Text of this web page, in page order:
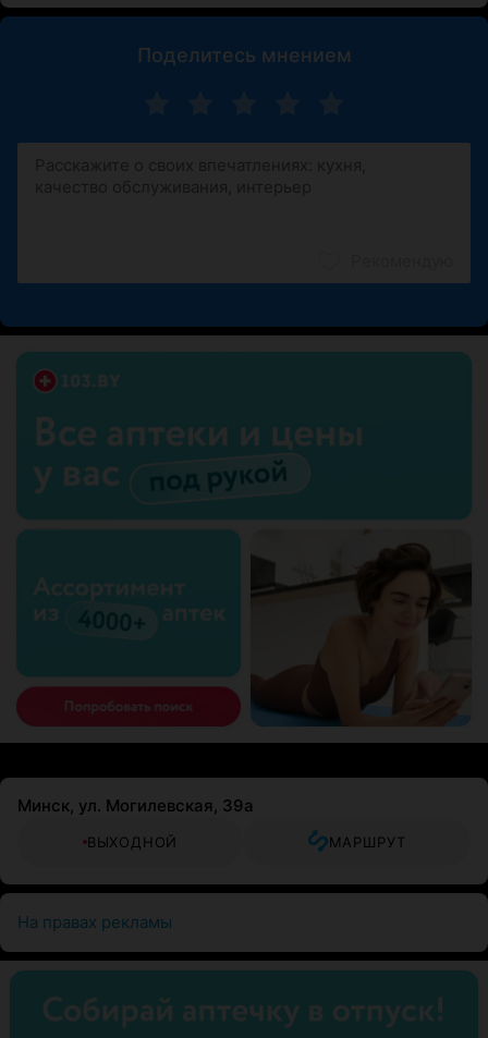
Поделитесь мнением
Минск, ул. Могилевская, 39а
ВЫХОДНОЙ МАРШРУТ
На правах рекламы